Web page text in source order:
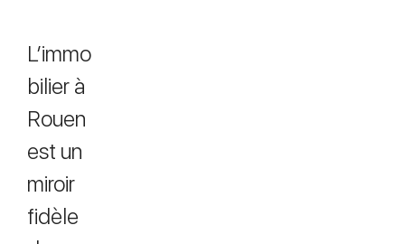
L’immo
bilier à
Rouen
est un
miroir
fidèle